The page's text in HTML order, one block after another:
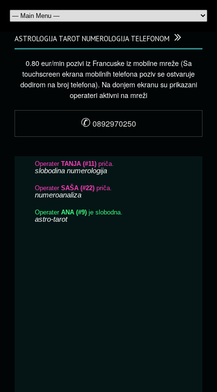
ASTROLOGIJA TAROT NUMEROLOGIJA TELEFONOM
0.80 eur/min pozivi iz Francuske iz mobilne mreže (Sa
touchscreen ekrana mobilnih telefona poziv se ostvaruje
dodirom na broj telefona). Na donjem ekranu su prikazani
operateri aktivni na mreži
✆ 0892970250